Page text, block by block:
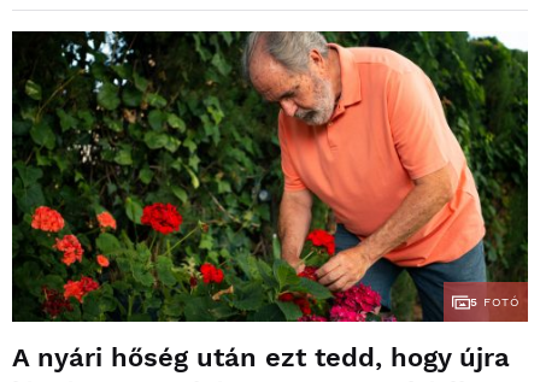
5 FOTÓ
A nyári hőség után ezt tedd, hogy újra